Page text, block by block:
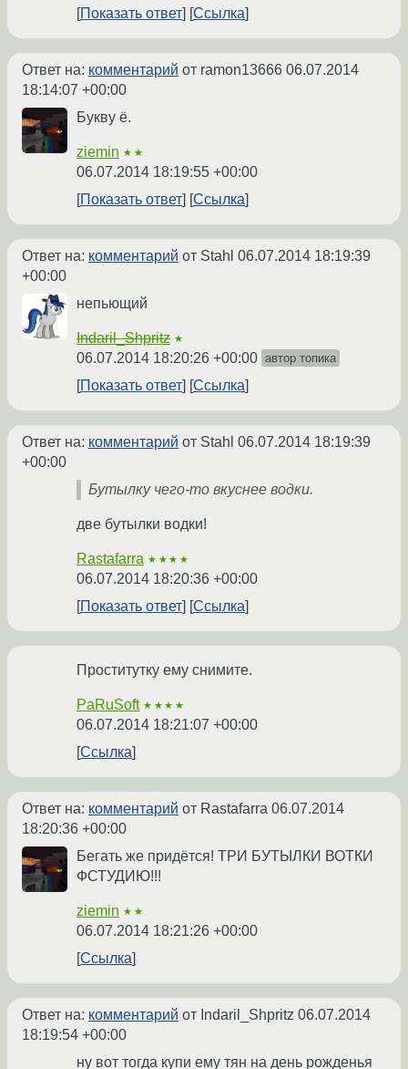
Показать ответ Ссылка
Ответ на: комментарий от ramon13666 06.07.2014
18:14:07 +00:00
Букву ё.
ziemin ★★
06.07.2014 18:19:55 +00:00
Показать ответ
Ссылка
Ответ на: комментарий от Stahl 06.07.2014 18:19:39
+00:00
непьющий
Indaril_Shpritz ★
06.07.2014 18:20:26 +00:00 автор топика
Показать ответ Ссылка
Ответ на: комментарий от Stahl 06.07.2014 18:19:39
+00:00
Бутылку чего-то вкуснее водки.
две бутылки водки!
Rastafarra ★★★★
06.07.2014 18:20:36 +00:00
Показать ответ
Ссылка
Проститутку ему снимите.
PaRuSoft ★★★★
06.07.2014 18:21:07 +00:00
Ссылка
Ответ на: комментарий от Rastafarra 06.07.2014
18:20:36 +00:00
Бегать же придётся! ТРИ БУТЫЛКИ ВОТКИ
ФСТУДИЮ!!!
ziemin ★★
06.07.2014 18:21:26 +00:00
Ссылка
Ответ на: комментарий от Indaril_Shpritz 06.07.2014
18:19:54 +00:00
ну вот тогда купи ему тян на день рожденья